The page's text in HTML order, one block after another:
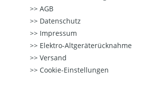
AGB
Datenschutz
Impressum
Elektro-Altgeräterücknahme
Versand
Cookie-Einstellungen